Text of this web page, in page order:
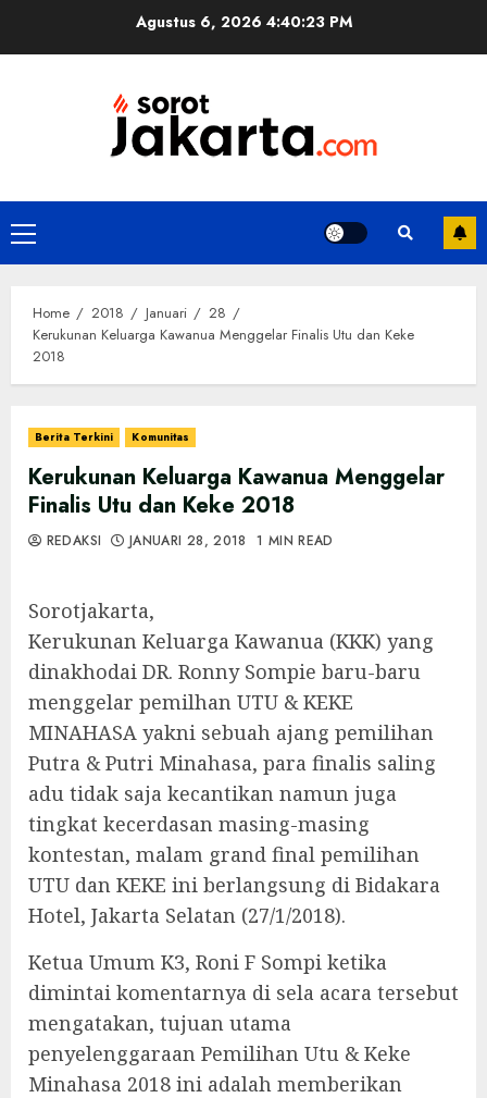
Agustus 6, 2026 4:40:24 PM
Primary
Menu
Home 2018 Januari
28
Kerukunan Keluarga Kawanua Menggelar Finalis Utu dan Keke
2018
Berita Terkini Komunitas
Kerukunan Keluarga Kawanua Menggelar
Finalis Utu dan Keke 2018
REDAKSI JANUARI 28, 2018 1 MIN READ
Sorotjakarta,
Kerukunan Keluarga Kawanua (KKK) yang
dinakhodai DR. Ronny Sompie baru-baru
menggelar pemilhan UTU & KEKE
MINAHASA yakni sebuah ajang pemilihan
Putra & Putri Minahasa, para finalis saling
adu tidak saja kecantikan namun juga
tingkat kecerdasan masing-masing
kontestan, malam grand final pemilihan
UTU dan KEKE ini berlangsung di Bidakara
Hotel, Jakarta Selatan (27/1/2018).
Ketua Umum K3, Roni F Sompi ketika
dimintai komentarnya di sela acara tersebut
mengatakan, tujuan utama
penyelenggaraan Pemilihan Utu & Keke
Minahasa 2018 ini adalah memberikan